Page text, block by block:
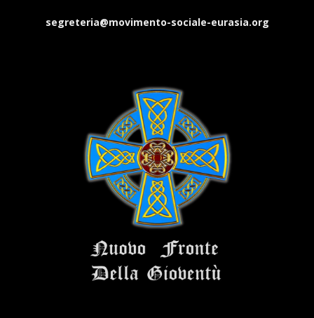
segreteria@movimento-sociale-eurasia.org